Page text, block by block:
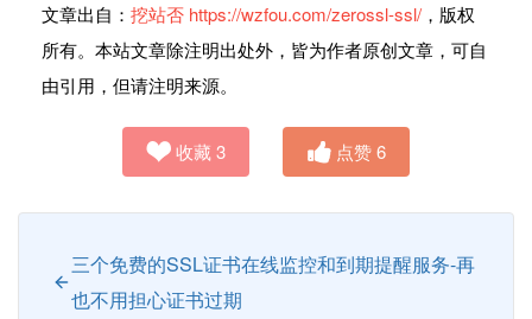
文章出自： 挖站否 https://wzfou.com/zerossl-ssl/ ，版权
所有。本站文章除注明出处外，皆为作者原创文章，可自
由引用，但请注明来源。
收藏3 点赞6
三个免费的SSL证书在线监控和到期提醒服务-再
也不用担心证书过期